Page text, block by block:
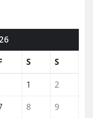
S S
1
2
8
9